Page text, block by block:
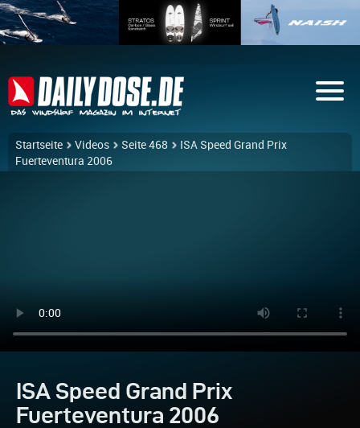
Startseite Videos Seite 468
ISA Speed Grand Prix
Fuerteventura 2006
ISA Speed Grand Prix
Fuerteventura 2006